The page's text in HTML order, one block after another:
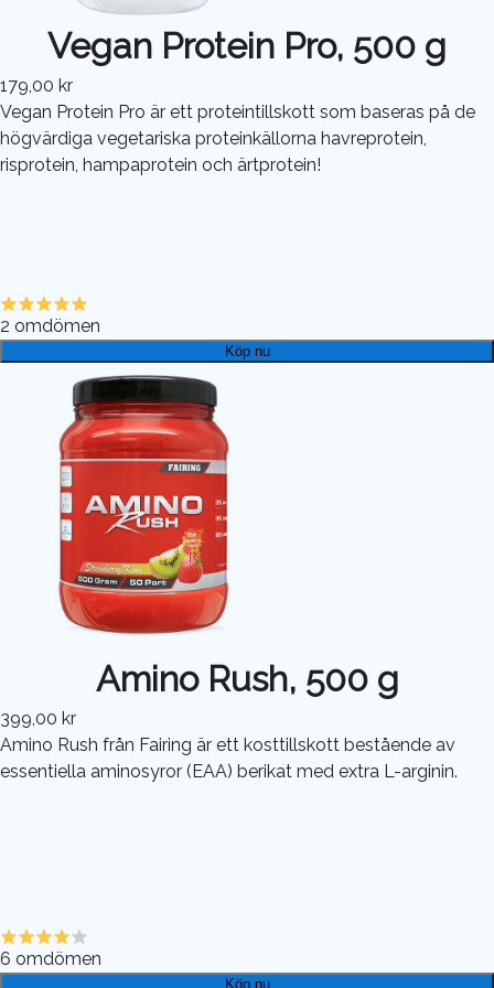
Vegan Protein Pro, 500 g
179,00 kr
Vegan Protein Pro är ett proteintillskott som baseras på de
högvärdiga vegetariska proteinkällorna havreprotein,
risprotein, hampaprotein och ärtprotein!
2 omdömen
Köp nu
Amino Rush, 500 g
399,00 kr
Amino Rush från Fairing är ett kosttillskott bestående av
essentiella aminosyror (EAA) berikat med extra L-arginin.
6 omdömen
Köp nu